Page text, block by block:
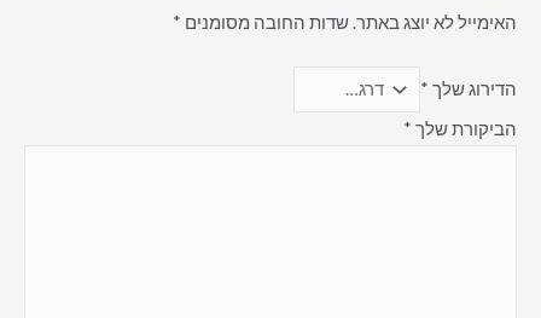
האימייל לא יוצג באתר.שדות החובה מסומנים *
הדירוג שלך *
הביקורת שלך *